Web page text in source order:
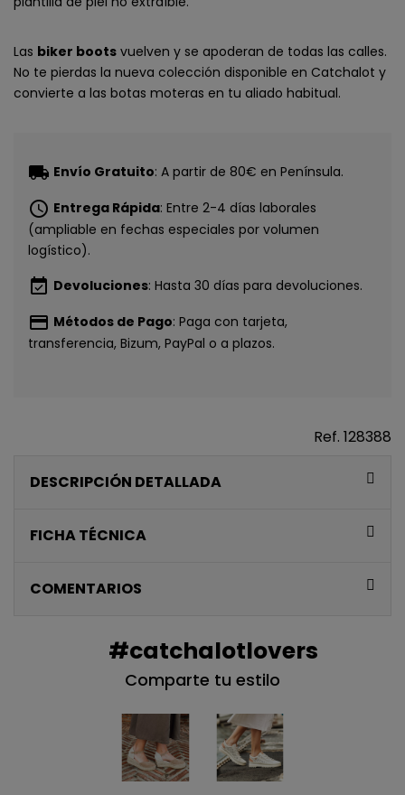
Las biker boots vuelven y se apoderan de todas las calles.
No te pierdas la nueva colección disponible en Catchalot y
convierte a las botas moteras en tu aliado habitual.
local_shipping Envío Gratuito: A partir de 80€ en Península.
schedule Entrega Rápida: Entre 2-4 días laborales
(ampliable en fechas especiales por volumen
logístico).
event_available Devoluciones: Hasta 30 días para devoluciones.
payment Métodos de Pago: Paga con tarjeta,
transferencia, Bizum, PayPal o a plazos.
Ref. 128388
DESCRIPCIÓN DETALLADA
FICHA TÉCNICA
COMENTARIOS
#catchalotlovers
Comparte tu estilo